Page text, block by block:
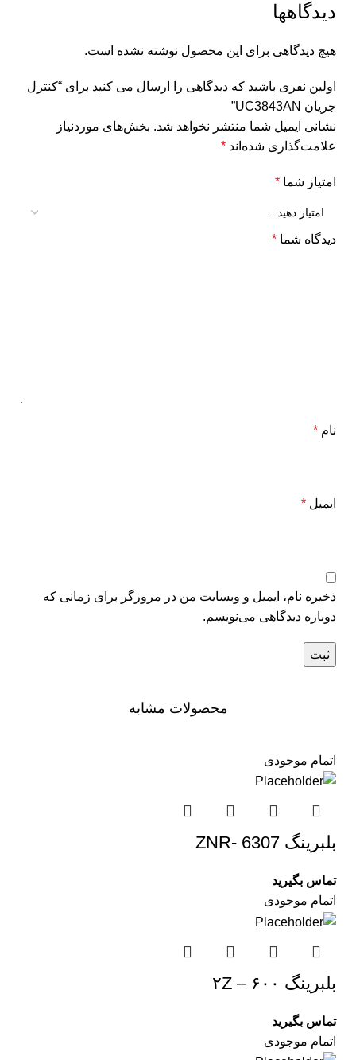
دیدگاهها
هیچ دیدگاهی برای این محصول نوشته نشده است.
اولین نفری باشید که دیدگاهی را ارسال می کنید برای “کنترل
جریان UC3843AN”
نشانی ایمیل شما منتشر نخواهد شد. بخش‌های موردنیاز
علامت‌گذاری شده‌اند *
امتیاز شما *
دیدگاه شما *
نام *
ایمیل *
ذخیره نام، ایمیل و وبسایت من در مرورگر برای زمانی که
دوباره دیدگاهی می‌نویسم.
محصولات مشابه
اتمام موجودی
بلبرینگ ZNR- 6307
تماس بگیرید
اتمام موجودی
بلبرینگ ۶۰۰ – ۲Z
تماس بگیرید
اتمام موجودی